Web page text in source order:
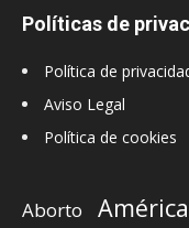
Políticas de
Política de
Aviso Legal
Política de cookies
Aborto América